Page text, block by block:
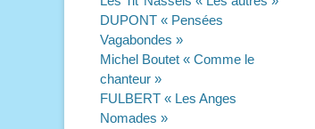
DUPONT « Pensées
Vagabondes »
Michel Boutet « Comme le
chanteur »
FULBERT « Les Anges
Nomades »